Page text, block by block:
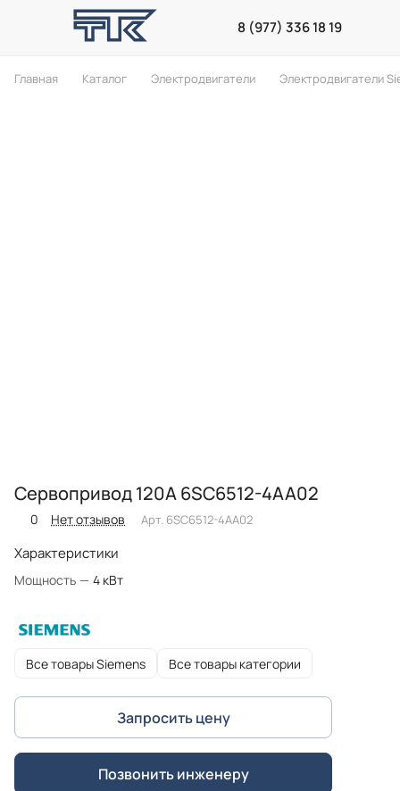
8 (977) 336 18 19
Главная Каталог Электродвигатели Электродвигатели
Сервопривод 120A 6SC6512-4AA02
0 Нет отзывов Арт. 6SC6512-4AA02
Характеристики
Мощность — 4 кВт
Все товары Siemens Все товары категории
Запросить цену
Позвонить инженеру